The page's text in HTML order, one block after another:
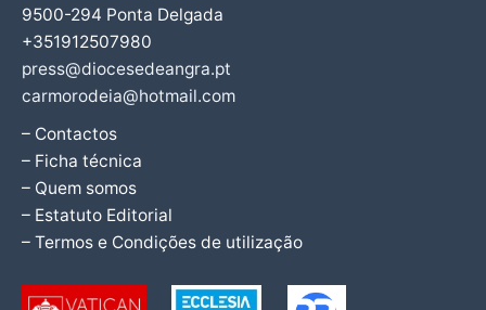
9500-294 Ponta Delgada
+351912507980
press@diocesedeangra.pt
carmorodeia@hotmail.com
– Contactos
– Ficha técnica
– Quem somos
– Estatuto Editorial
– Termos e Condições de utilização